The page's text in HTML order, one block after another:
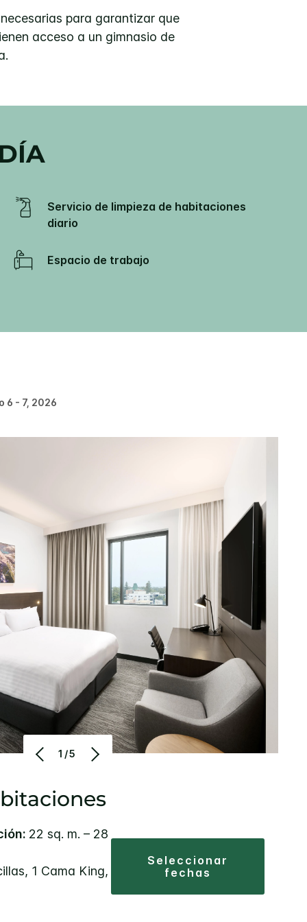
para garantizar que
acceso a un gimnasio de
Servicio de limpieza de habitaciones
diario
Espacio de trabajo
6 - 7, 2026
1/5
22 sq. m. – 28
1 Cama King,
seleccionar
fechas